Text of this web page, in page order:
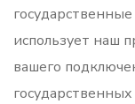
использует наш
вашего